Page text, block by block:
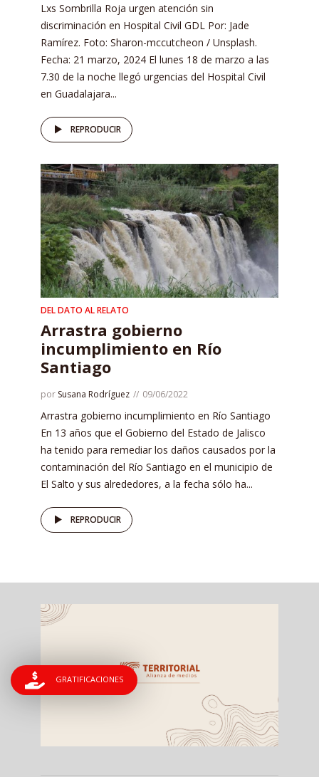
Lxs Sombrilla Roja urgen atención sin
discriminación en Hospital Civil GDL Por: Jade
Ramírez. Foto: Sharon-mccutcheon / Unsplash.
Fecha: 21 marzo, 2024 El lunes 18 de marzo a las
7.30 de la noche llegó urgencias del Hospital Civil
en Guadalajara...
REPRODUCIR
DEL DATO AL RELATO
Arrastra gobierno
incumplimiento en Río
Santiago
por Susana Rodríguez 09/06/2022
Arrastra gobierno incumplimiento en Río Santiago
En 13 años que el Gobierno del Estado de Jalisco
ha tenido para remediar los daños causados por la
contaminación del Río Santiago en el municipio de
El Salto y sus alrededores, a la fecha sólo ha...
REPRODUCIR
GRATIFICACIONES